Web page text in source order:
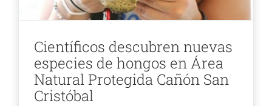
Científicos descubren nuevas
especies de hongos en Área
Natural Protegida Cañón San
Cristóbal